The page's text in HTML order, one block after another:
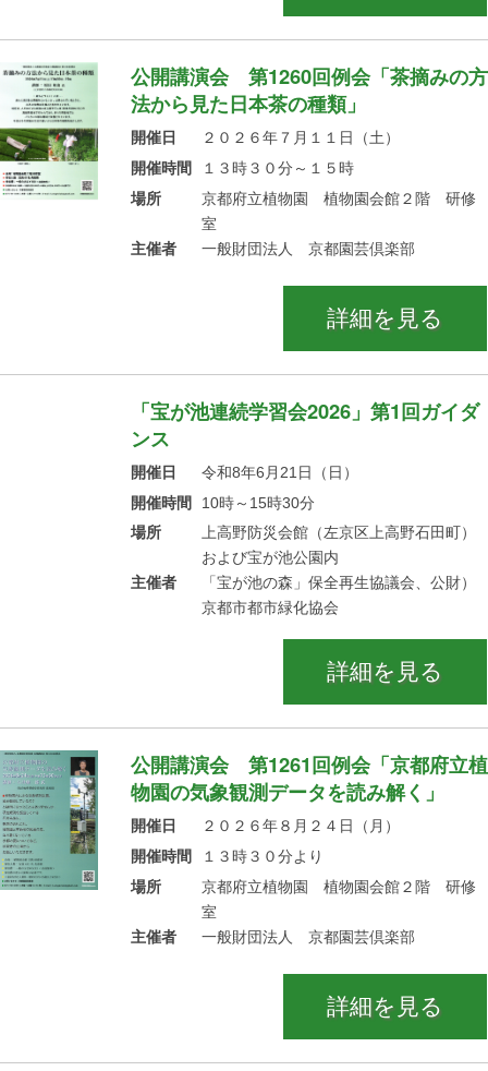
公開講演会 第1260回例会「茶摘みの方
法から見た日本茶の種類」
開催日
２０２６年７月１１日（土）
開催時間
１３時３０分～１５時
場所
京都府立植物園 植物園会館２階 研修
室
主催者
一般財団法人 京都園芸倶楽部
詳細を見る
「宝が池連続学習会2026」第1回ガイダ
ンス
開催日
令和8年6月21日（日）
開催時間
10時～15時30分
場所
上高野防災会館（左京区上高野石田町）
および宝が池公園内
主催者
「宝が池の森」保全再生協議会、公財）
京都市都市緑化協会
詳細を見る
公開講演会 第1261回例会「京都府立植
物園の気象観測データを読み解く」
開催日
２０２６年８月２４日（月）
開催時間
１３時３０分より
場所
京都府立植物園 植物園会館２階 研修
室
主催者
一般財団法人 京都園芸倶楽部
詳細を見る